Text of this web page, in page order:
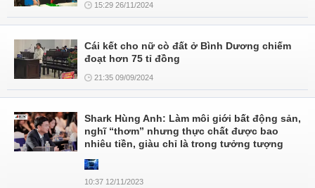
15:29 26/11/2024
Cái kết cho nữ cò đất ở Bình Dương chiếm
đoạt hơn 75 tỉ đồng
21:35 09/09/2024
Shark Hùng Anh: Làm môi giới bất động sản,
nghĩ “thơm” nhưng thực chất được bao
nhiêu tiền, giàu chỉ là trong tưởng tượng
10:37 12/11/2023